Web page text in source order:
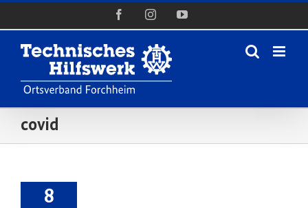
FacebookInstagramYouTube
covid
8